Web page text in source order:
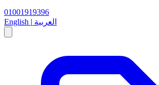
01001919396
English | العربية